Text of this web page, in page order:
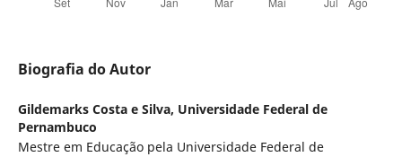
Biografia do Autor
Gildemarks Costa e Silva, Universidade Federal de
Pernambuco
Mestre em Educação pela Universidade Federal de